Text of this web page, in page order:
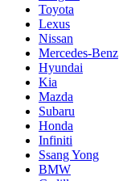
Toyota
Lexus
Nissan
Mercedes-Benz
Hyundai
Kia
Mazda
Subaru
Honda
Infiniti
Ssang Yong
BMW